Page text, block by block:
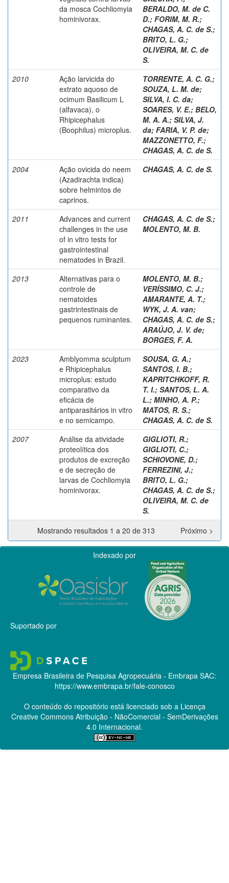
da mosca Cochliomyia
hominivorax.
BERALDO, M. de C.
D.; FORIM, M. R.;
CHAGAS, A. C. de S.;
BRITO, L. G.;
OLIVEIRA, M. C. de
S.
2010
Ação larvicida do
extrato aquoso de
ocimum Basilicum L
(alfavaca), o
Rhipicephalus
(Boophilus) microplus.
TORRENTE, A. C. G.;
SOUZA, L. M. de;
SILVA, I. C. da;
SOARES, V. E.; BELO,
M. A. A.; SILVA, J.
da; FARIA, V. P. de;
MAZZONETTO, F.;
CHAGAS, A. C. de S.
2004
Ação ovicida do neem
(Azadirachta indica)
sobre helmintos de
caprinos.
CHAGAS, A. C. de S.
2011
Advances and current
challenges in the use
of in vitro tests for
gastrointestinal
nematodes in Brazil.
CHAGAS, A. C. de S.;
MOLENTO, M. B.
2013
Alternativas para o
controle de
nematoides
gastrintestinais de
pequenos ruminantes.
MOLENTO, M. B.;
VERÍSSIMO, C. J.;
AMARANTE, A. T.;
WYK, J. A. van;
CHAGAS, A. C. de S.;
ARAÚJO, J. V. de;
BORGES, F. A.
2023
Amblyomma sculptum
e Rhipicephalus
microplus: estudo
comparativo da
eficácia de
antiparasitários in vitro
e no semicampo.
SOUSA, G. A.;
SANTOS, I. B.;
KAPRITCHKOFF, R.
T. I.; SANTOS, L. A.
L.; MINHO, A. P.;
MATOS, R. S.;
CHAGAS, A. C. de S.
2007
Análise da atividade
proteolítica dos
produtos de excreção
e de secreção de
larvas de Cochliomyia
hominivorax.
GIGLIOTI, R.;
GIGLIOTI, C.;
SCHIOVONE, D.;
FERREZINI, J.;
BRITO, L. G.;
CHAGAS, A. C. de S.;
OLIVEIRA, M. C. de
S.
Mostrando resultados 1 a 20 de 313
Próximo >
Indexado por
Suportado por
Empresa Brasileira de Pesquisa Agropecuária - Embrapa SAC:
https://www.embrapa.br/fale-conosco
O conteúdo do repositório está licenciado sob a Licença
Creative CommonsAtribuição - NãoComercial - SemDerivações
4.0 Internacional.